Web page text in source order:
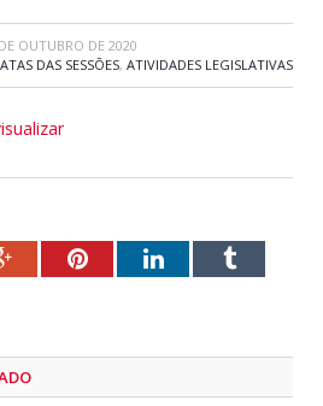
OUTUBRO DE 2020
ATAS DAS SESSÕES, ATIVIDADES LEGISLATIVAS
Google+PinterestLinkedInTumblr